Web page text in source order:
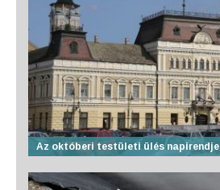
Az októberi testületi ülés napirendje